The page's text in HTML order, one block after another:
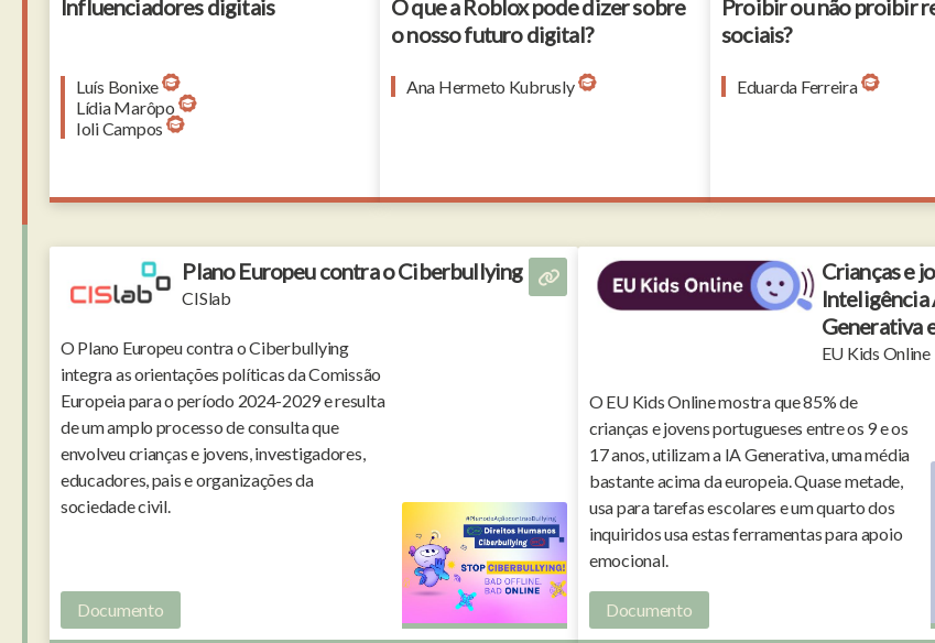
Influenciadores digitais
Luís Bonixe
Lídia Marôpo
Ioli Campos
O que a Roblox pode dizer sobre
o nosso futuro digital?
Ana Hermeto Kubrusly
Proibir ou não proibir
sociais?
Eduarda Ferreira
Plano Europeu contra o Ciberbullying
CISlab
O Plano Europeu contra o Ciberbullying
integra as orientações políticas da Comissão
Europeia para o período 2024-2029 e resulta
de um amplo processo de consulta que
envolveu crianças e jovens, investigadores,
educadores, pais e organizações da
sociedade civil.
Documento
Crianças e
Generativa
EU Kids Online
O EU Kids Online mostra que 85% de
crianças e jovens portugueses entre os 9 e os
17 anos, utilizam a IA Generativa, uma média
bastante acima da europeia. Quase metade,
usa para tarefas escolares e um quarto dos
inquiridos usa estas ferramentas para apoio
emocional.
Documento